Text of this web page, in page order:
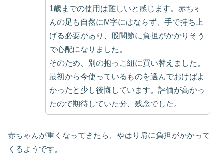
1歳までの使用は難しいと感じます。赤ちゃ
んの足も自然にM字にはならず、手で持ち上
げる必要があり、股関節に負担がかかりそう
で心配になりました。
そのため、別の抱っこ紐に買い替えました。
最初から今使っているものを選んでおけばよ
かったと少し後悔しています。評価が高かっ
たので期待していた分、残念でした。
赤ちゃんが重くなってきたら、やはり肩に負担がかかって
くるようです。